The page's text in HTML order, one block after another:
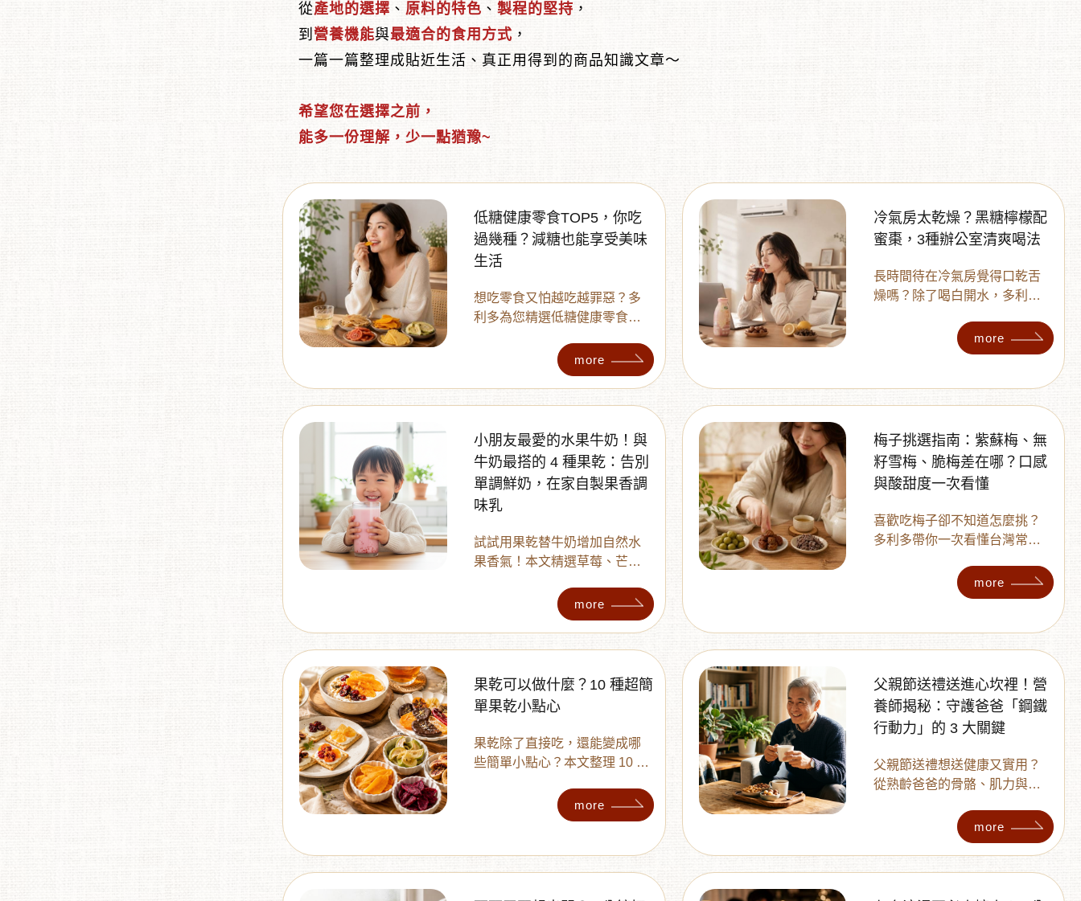
從產地的選擇 、 原料的特色 、 製程的堅持 ，
到 營養機能與最適合的食用方式 ，
一篇一篇整理成貼近生活、真正用得到的商品知識文章～
希望您在選擇之前，
能多一份理解，少一點猶豫~
低糖健康零食TOP5，你吃
過幾種？減糖也能享受美味
生活
想吃零食又怕越吃越罪惡？多
利多為您精選低糖健康零食推
樂乾、無加糖金鑽鳳梨片到原
味腰果，教您4大挑選秘訣，避
也能享受美味，吃得開心又安
心！
more
冷氣房太乾燥？黑糖檸檬配
蜜棗，3種辦公室清爽喝法
長時間待在冷氣房覺得口乾舌
燥嗎？除了喝白開水，多利多
提案 ！利用溫潤酸甜的黑糖檸
檬、厚實的蜜棗，搭配滑順銀
室日常補水飲用法 。讓您在忙
分，找回舒適好心情 ！
more
小朋友最愛的水果牛奶！與
牛奶最搭的 4 種果乾：告別
單調鮮奶，在家自製果香調
味乳
試試用果乾替牛奶增加自然水
果香氣！本文精選草莓、芒
配牛奶的果乾，整理簡單水果
牛奶做法、美味小撇步與兒童
的日常鮮奶多一點新鮮感。
more
梅子挑選指南：紫蘇梅、無
籽雪梅、脆梅差在哪？口感
與酸甜度一次看懂
喜歡吃梅子卻不知道怎麼挑？
多利多帶你一次看懂台灣常見
梅與脆梅！從酸甜度、口感差
異到適合族群完整比較，教你
適合自己的日常梅子零食。
more
果乾可以做什麼？10 種超簡
單果乾小點心
果乾除了直接吃，還能變成哪
些簡單小點心？本文整理 10 種
碗、氣泡飲、燕麥粥，到手作
餅乾、司康與杯子蛋糕，不需
你了解無加糖果乾、QQ 果乾與
一般果乾的挑選方式，依照甜
點、飲品與日常零嘴用途找到
more
父親節送禮送進心坎裡！營
養師揭秘：守護爸爸「鋼鐵
行動力」的 3 大關鍵
父親節送禮想送健康又實用？
從熟齡爸爸的骨骼、肌力與日
選極細黑芝麻粉、青仁黑豆
粉、原味腰果與原味夏威夷
more